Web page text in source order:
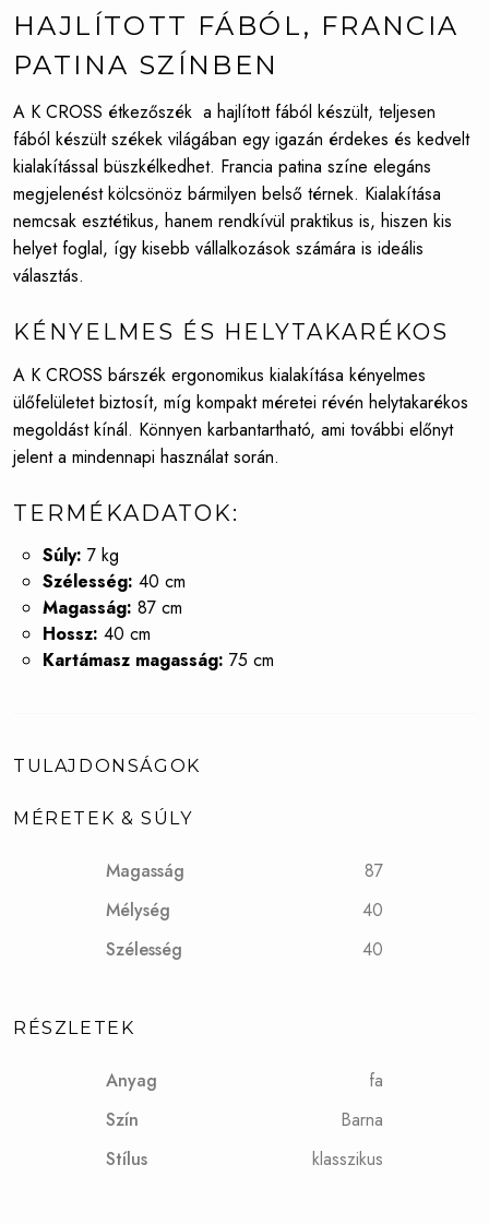
HAJLÍTOTT FÁBÓL, FRANCIA
PATINA SZÍNBEN
A K CROSS étkezőszék a hajlított fából készült, teljesen
fából készült székek világában egy igazán érdekes és kedvelt
kialakítással büszkélkedhet. Francia patina színe elegáns
megjelenést kölcsönöz bármilyen belső térnek. Kialakítása
nemcsak esztétikus, hanem rendkívül praktikus is, hiszen kis
helyet foglal, így kisebb vállalkozások számára is ideális
választás.
KÉNYELMES ÉS HELYTAKARÉKOS
A K CROSS bárszék ergonomikus kialakítása kényelmes
ülőfelületet biztosít, míg kompakt méretei révén helytakarékos
megoldást kínál. Könnyen karbantartható, ami további előnyt
jelent a mindennapi használat során.
TERMÉKADATOK:
Súly: 7 kg
Szélesség: 40 cm
Magasság: 87 cm
Hossz: 40 cm
Kartámasz magasság: 75 cm
TULAJDONSÁGOK
MÉRETEK & SÚLY
Magasság
87
Mélység
40
Szélesség
40
RÉSZLETEK
Anyag
fa
Szín
Barna
Stílus
klasszikus